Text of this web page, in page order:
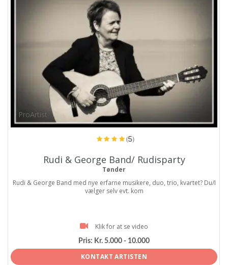
ProArtist
(5)
Rudi & George Band/ Rudisparty
Tønder
Rudi & George Band med nye erfarne musikere, duo, trio, kvartet? Du/I
vælger selv evt. kom
Klik for at se video
Pris: Kr. 5.000 - 10.000
KONTAKT ARTISTEN